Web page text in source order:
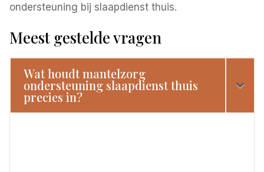
ondersteuning bij slaapdienst thuis.
Meest gestelde vragen
Wat houdt mantelzorg
ondersteuning slaapdienst thuis
precies in?